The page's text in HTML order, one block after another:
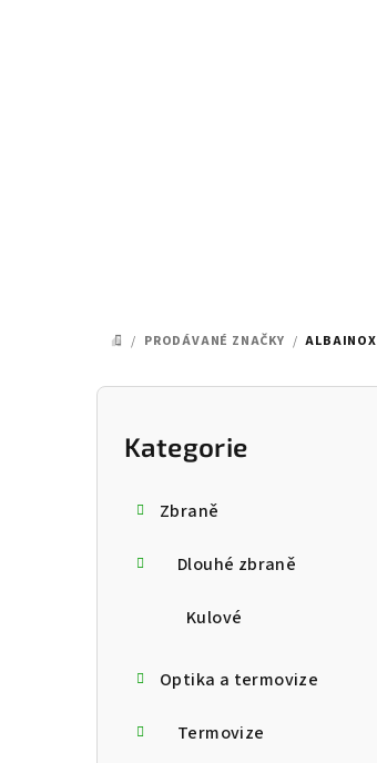
DOMŮ
/ PRODÁVANÉ ZNAČKY / ALBAINOX
P
Přeskočit
kategorie
Kategorie
Zbraně
Dlouhé zbraně
Kulové
Optika a termovize
Termovize